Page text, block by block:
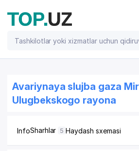
Avariynaya slujba gaza
Ulugbekskogo rayona
InfoSharhlar 5 Haydash sxemasi